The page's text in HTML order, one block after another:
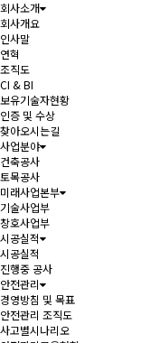
회사소개
회사개요
인사말
연혁
조직도
CI & BI
보유기술자현황
인증 및 수상
찾아오시는길
사업분야
건축공사
토목공사
미래사업본부
기술사업부
창호사업부
시공실적
시공실적
진행중 공사
안전관리
경영방침 및 목표
안전관리 조직도
사고별시나리오